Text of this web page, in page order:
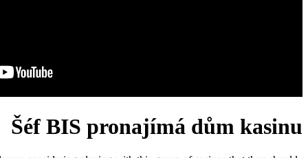
Šéf BIS pronajímá dům kasinu